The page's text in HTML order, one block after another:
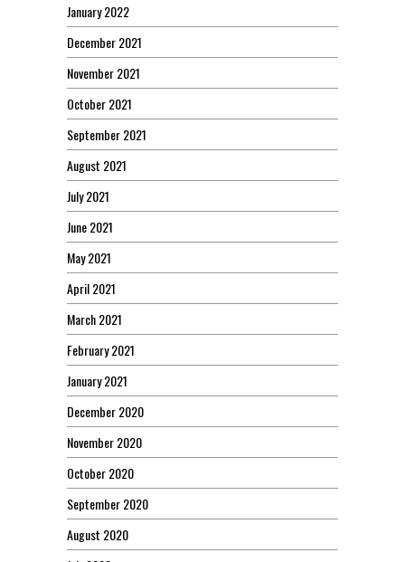
January 2022
December 2021
November 2021
October 2021
September 2021
August 2021
July 2021
June 2021
May 2021
April 2021
March 2021
February 2021
January 2021
December 2020
November 2020
October 2020
September 2020
August 2020